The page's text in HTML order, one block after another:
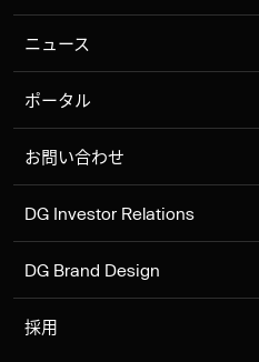
ニュース
ポータル
お問い合わせ
DG Investor Relations
DG Brand Design
採用